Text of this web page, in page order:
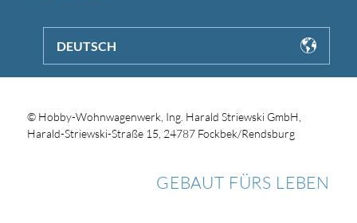
DEUTSCH
© Hobby-Wohnwagenwerk, Ing. Harald Striewski GmbH,
Harald-Striewski-Straße 15, 24787 Fockbek/Rendsburg
GEBAUT FÜRS LEBEN